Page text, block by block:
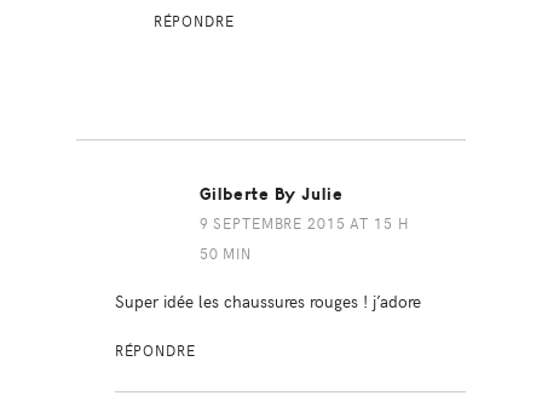
RÉPONDRE
Gilberte By Julie
9 SEPTEMBRE 2015 AT 15 H
50 MIN
Super idée les chaussures rouges ! j’adore
RÉPONDRE